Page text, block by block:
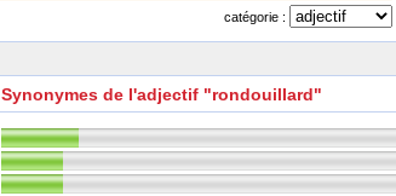
catégorie :
Synonymes de l'adjectif "rondouillard"